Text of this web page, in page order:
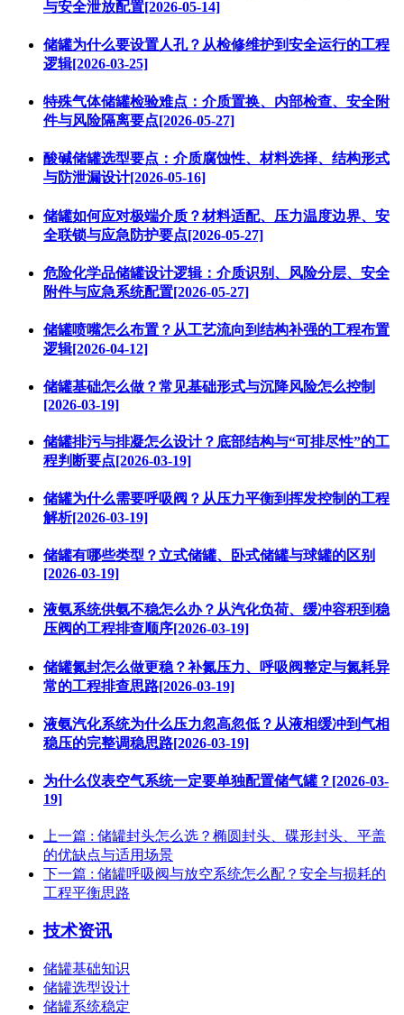
与安全泄放配置[2026-05-14]
储罐为什么要设置人孔？从检修维护到安全运行的工程
逻辑[2026-03-25]
特殊气体储罐检验难点：介质置换、内部检查、安全附
件与风险隔离要点[2026-05-27]
酸碱储罐选型要点：介质腐蚀性、材料选择、结构形式
与防泄漏设计[2026-05-16]
储罐如何应对极端介质？材料适配、压力温度边界、安
全联锁与应急防护要点[2026-05-27]
危险化学品储罐设计逻辑：介质识别、风险分层、安全
附件与应急系统配置[2026-05-27]
储罐喷嘴怎么布置？从工艺流向到结构补强的工程布置
逻辑[2026-04-12]
储罐基础怎么做？常见基础形式与沉降风险怎么控制
[2026-03-19]
储罐排污与排凝怎么设计？底部结构与“可排尽性”的工
程判断要点[2026-03-19]
储罐为什么需要呼吸阀？从压力平衡到挥发控制的工程
解析[2026-03-19]
储罐有哪些类型？立式储罐、卧式储罐与球罐的区别
[2026-03-19]
液氨系统供氨不稳怎么办？从汽化负荷、缓冲容积到稳
压阀的工程排查顺序[2026-03-19]
储罐氮封怎么做更稳？补氮压力、呼吸阀整定与氮耗异
常的工程排查思路[2026-03-19]
液氨汽化系统为什么压力忽高忽低？从液相缓冲到气相
稳压的完整调稳思路[2026-03-19]
为什么仪表空气系统一定要单独配置储气罐？[2026-03-
19]
上一篇 : 储罐封头怎么选？椭圆封头、碟形封头、平盖
的优缺点与适用场景
下一篇 : 储罐呼吸阀与放空系统怎么配？安全与损耗的
工程平衡思路
技术资讯
储罐基础知识
储罐选型设计
储罐系统稳定